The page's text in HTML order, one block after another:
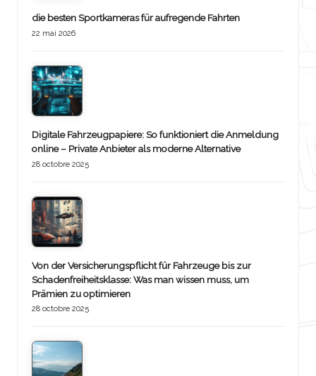
die besten Sportkameras für aufregende Fahrten
22 mai 2026
Digitale Fahrzeugpapiere: So funktioniert die Anmeldung
online – Private Anbieter als moderne Alternative
28 octobre 2025
Von der Versicherungspflicht für Fahrzeuge bis zur
Schadenfreiheitsklasse: Was man wissen muss, um
Prämien zu optimieren
28 octobre 2025